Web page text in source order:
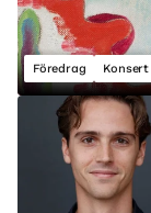
Föredrag Konsert